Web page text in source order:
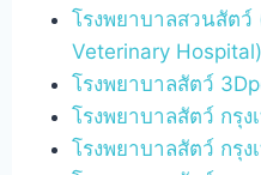
โรงพยาบาลสวนสัตว์
Veterinary Hospital)
โรงพยาบาลสัตว์
โรงพยาบาลสัตว์ กรุ
โรงพยาบาลสัตว์ กรุ